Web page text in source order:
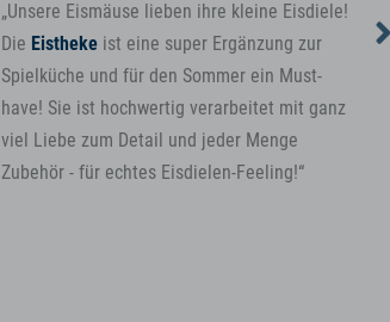
„Unsere Eismäuse lieben ihre kleine Eisdiele!
Die Eistheke ist eine super Ergänzung zur
Spielküche und für den Sommer ein Must-
have! Sie ist hochwertig verarbeitet mit ganz
viel Liebe zum Detail und jeder Menge
Zubehör - für echtes Eisdielen-Feeling!“